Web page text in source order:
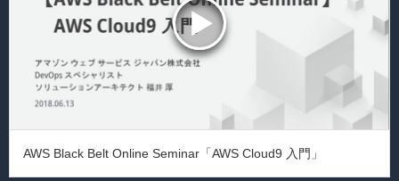
AWS Black Belt Online Seminar「AWS Cloud9 入門」